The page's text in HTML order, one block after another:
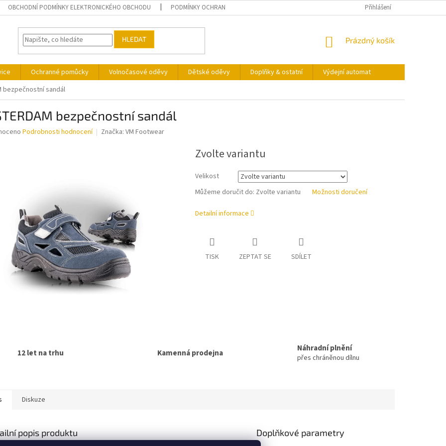
OBCHODNÍ PODMÍNKY ELEKTRONICKÉHO OBCHODU PODMÍNKY OCHRANY OSOBNÍCH ÚDAJŮ VÝDEJNÍ AUTOMAT
Přihlášení
HLEDAT
NÁKUPNÍ
Prázdný košík
Ochranné pomůcky Volnočasové oděvy Dětské oděvy Doplňky & ostatní
Výdejní automat
bezpečnostní sandál
bezpečnostní sandál
Podrobnosti hodnocení Značka: VM Footwear
Zvolte variantu
Velikost
Můžeme doručit do: Zvolte variantu Možnosti doručení
Detailní informace
TISK ZEPTAT SE SDÍLET
12 let na trhu Kamenná prodejna Náhradní plnění
přes chráněnou dílnu
Diskuze
popis produktu Doplňkové parametry